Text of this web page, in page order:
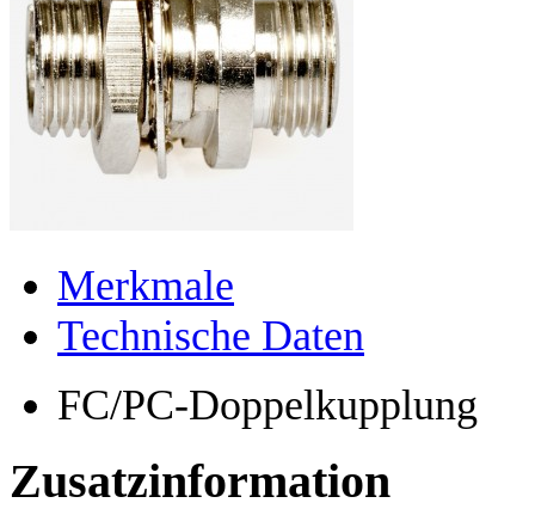
Merkmale
Technische Daten
FC/PC-Doppelkupplung
Zusatzinformation